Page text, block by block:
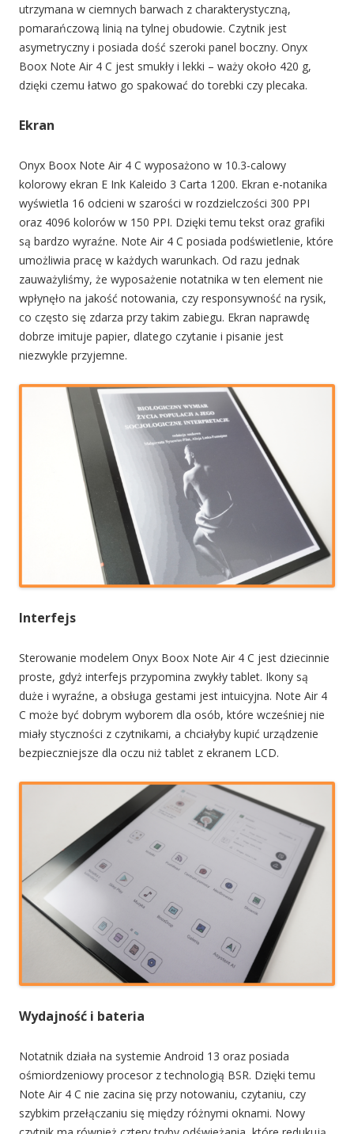
utrzymana w ciemnych barwach z charakterystyczną,
pomarańczową linią na tylnej obudowie. Czytnik jest
asymetryczny i posiada dość szeroki panel boczny. Onyx
Boox Note Air 4 C jest smukły i lekki – waży około 420 g,
dzięki czemu łatwo go spakować do torebki czy plecaka.
Ekran
Onyx Boox Note Air 4 C wyposażono w 10.3-calowy
kolorowy ekran E Ink Kaleido 3 Carta 1200. Ekran e-notanika
wyświetla 16 odcieni w szarości w rozdzielczości 300 PPI
oraz 4096 kolorów w 150 PPI. Dzięki temu tekst oraz grafiki
są bardzo wyraźne. Note Air 4 C posiada podświetlenie, które
umożliwia pracę w każdych warunkach. Od razu jednak
zauważyliśmy, że wyposażenie notatnika w ten element nie
wpłynęło na jakość notowania, czy responsywność na rysik,
co często się zdarza przy takim zabiegu. Ekran naprawdę
dobrze imituje papier, dlatego czytanie i pisanie jest
niezwykle przyjemne.
Interfejs
Sterowanie modelem Onyx Boox Note Air 4 C jest dziecinnie
proste, gdyż interfejs przypomina zwykły tablet. Ikony są
duże i wyraźne, a obsługa gestami jest intuicyjna. Note Air 4
C może być dobrym wyborem dla osób, które wcześniej nie
miały styczności z czytnikami, a chciałyby kupić urządzenie
bezpieczniejsze dla oczu niż tablet z ekranem LCD.
Wydajność i bateria
Notatnik działa na systemie Android 13 oraz posiada
ośmiordzeniowy procesor z technologią BSR. Dzięki temu
Note Air 4 C nie zacina się przy notowaniu, czytaniu, czy
szybkim przełączaniu się między różnymi oknami. Nowy